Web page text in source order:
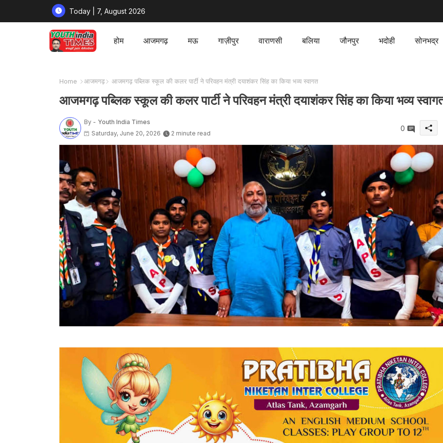
Today | 7, August 2026
होम आजमगढ़ मऊ गाज़ीपुर वाराणसी बलिया जौनपुर भदोही सोनभद्र
Home आजमगढ़ आजमगढ़ पब्लिक स्कूल की कलर पार्टी ने परिवहन मंत्री दयाशंकर सिंह का किया भव्य स्वागत
आजमगढ़ पब्लिक स्कूल की कलर पार्टी ने परिवहन मंत्री दयाशंकर सिंह का किया भव्य
By - Youth India Times
Saturday, June 20, 2026
2 minute read
0